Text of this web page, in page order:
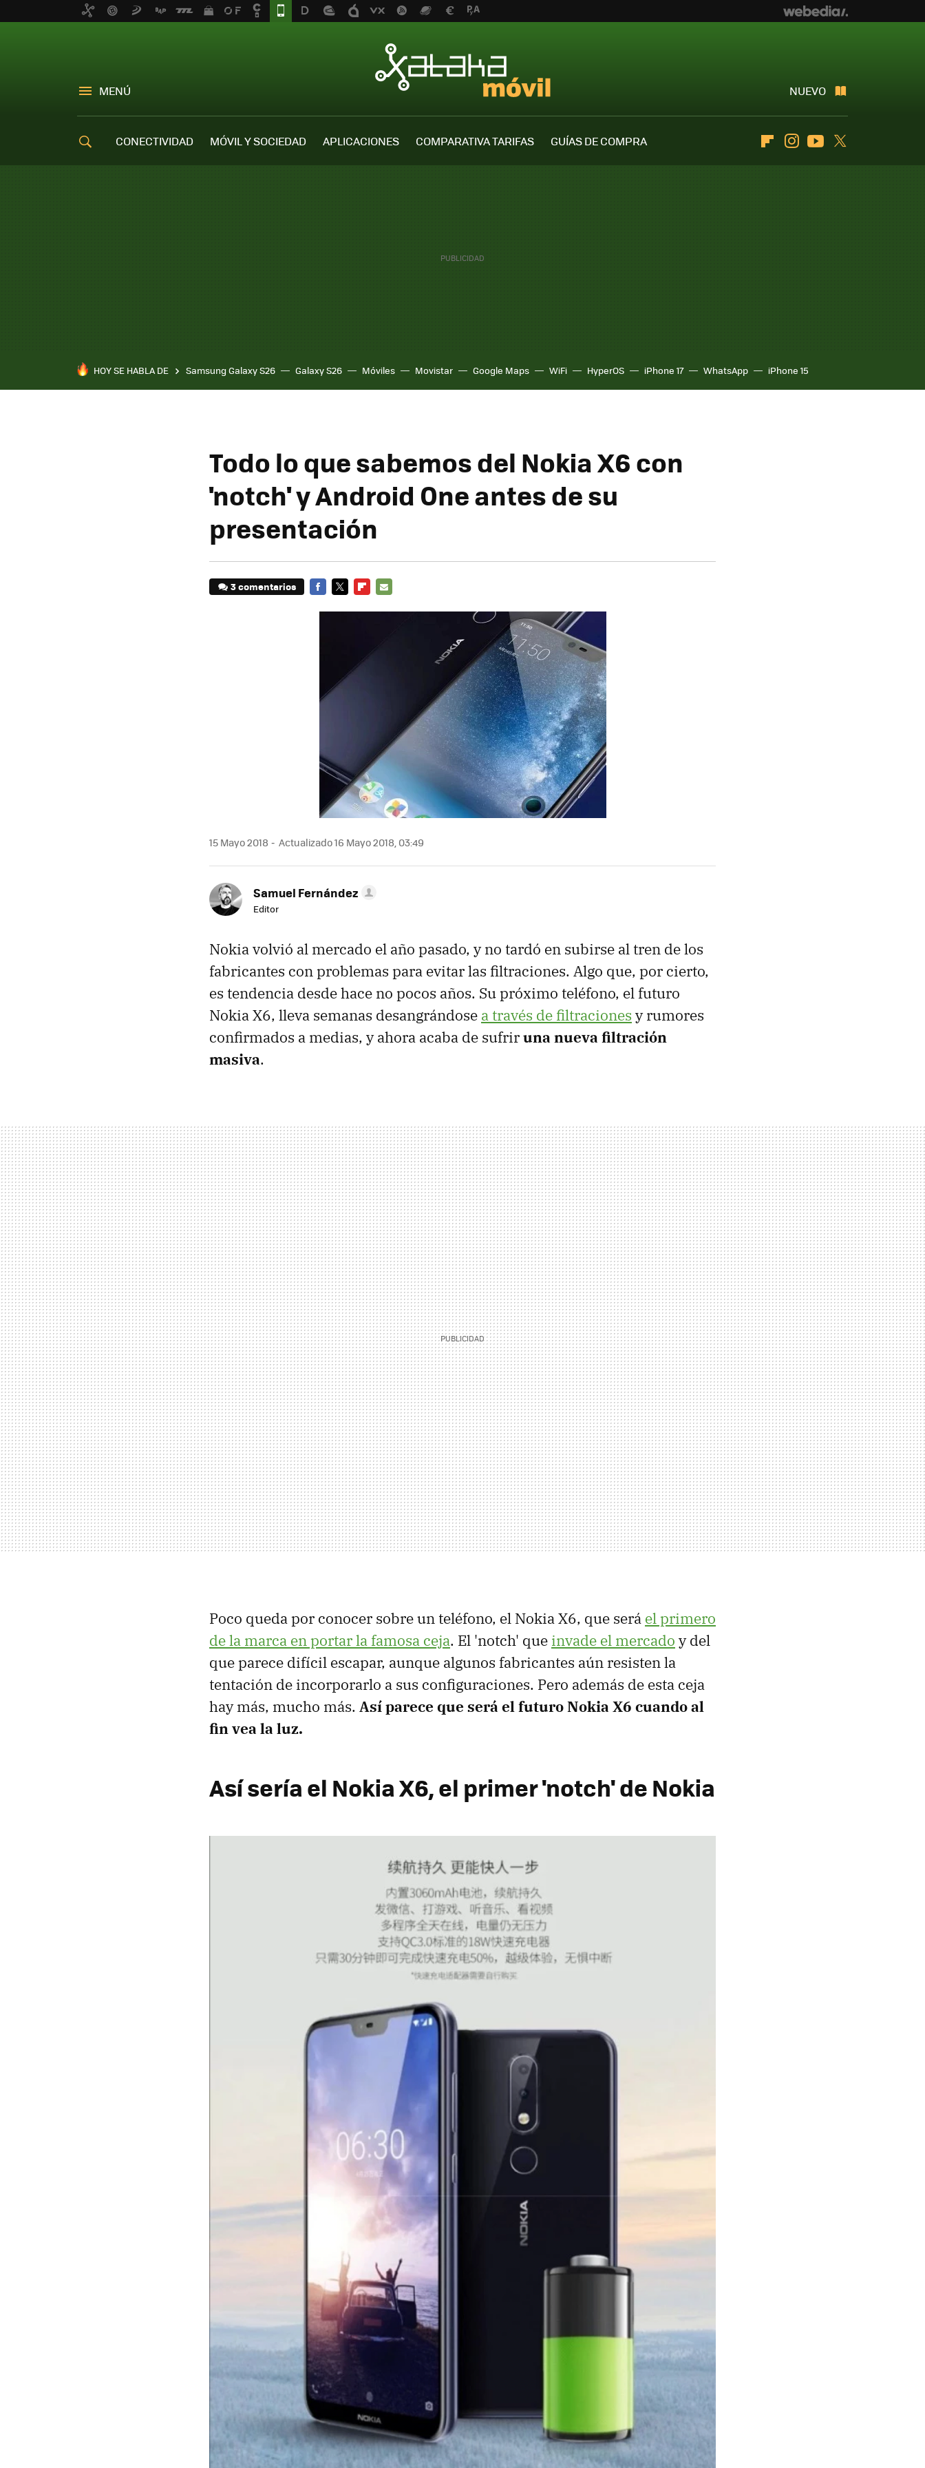
MENÚ NUEVO
CONECTIVIDAD MÓVIL Y SOCIEDAD APLICACIONES COMPARATIVA TARIFAS
GUÍAS DE COMPRA
FlipboardInstagramYoutube
HOY SE HABLA DE Samsung Galaxy S26 Galaxy S26 Móviles Movistar Google Maps WiFi HyperOS iPhone 17 WhatsApp iPhone 15
Todo lo que sabemos del Nokia X6 con
'notch' y Android One antes de su
presentación
3 comentarios
15 Mayo 2018 Actualizado 16 Mayo 2018, 03:49
Samuel Fernández
Editor
Nokia volvió al mercado el año pasado, y no tardó en subirse al tren de los
fabricantes con problemas para evitar las filtraciones. Algo que, por cierto,
es tendencia desde hace no pocos años. Su próximo teléfono, el futuro
Nokia X6, lleva semanas desangrándose a través de filtraciones y rumores
confirmados a medias, y ahora acaba de sufriruna nueva filtración
masiva.
Poco queda por conocer sobre un teléfono, el Nokia X6, que será el primero
de la marca en portar la famosa ceja. El 'notch' que invade el mercado y del
que parece difícil escapar, aunque algunos fabricantes aún resisten la
tentación de incorporarlo a sus configuraciones. Pero además de esta ceja
hay más, mucho más. Así parece que será el futuro Nokia X6 cuando al
fin vea la luz.
Así sería el Nokia X6, el primer 'notch' de Nokia